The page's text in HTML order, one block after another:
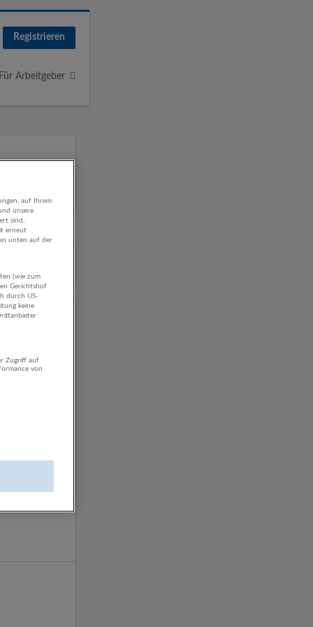
Registrieren
Für Arbeitgeber
auf Ihrem
unsere
sind,
erneut
unten auf der
(wie zum
Gerichtshof
durch US-
keine
Zugriff auf
von